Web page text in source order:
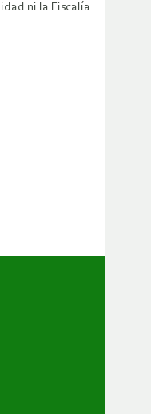
ni la Fiscalía